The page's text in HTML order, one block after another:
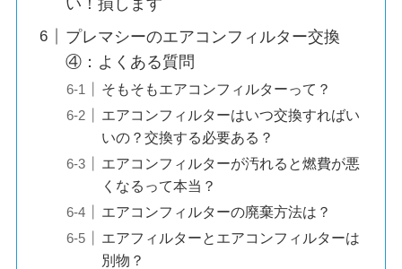
プレマシーのエアコンフィルター交換
④：よくある質問
そもそもエアコンフィルターって？
エアコンフィルターはいつ交換すればい
いの？交換する必要ある？
エアコンフィルターが汚れると燃費が悪
くなるって本当？
エアコンフィルターの廃棄方法は？
エアフィルターとエアコンフィルターは
別物？